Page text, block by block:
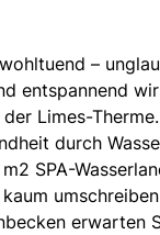
–
entspannend
Limes-
durch
SPA-
erwarten